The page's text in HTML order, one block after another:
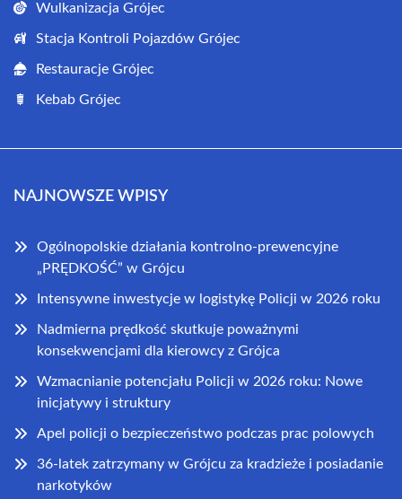
Wulkanizacja Grójec
Stacja Kontroli Pojazdów Grójec
Restauracje Grójec
Kebab Grójec
NAJNOWSZE WPISY
Ogólnopolskie działania kontrolno-prewencyjne
„PRĘDKOŚĆ” w Grójcu
Intensywne inwestycje w logistykę Policji w 2026 roku
Nadmierna prędkość skutkuje poważnymi
konsekwencjami dla kierowcy z Grójca
Wzmacnianie potencjału Policji w 2026 roku: Nowe
inicjatywy i struktury
Apel policji o bezpieczeństwo podczas prac polowych
36-latek zatrzymany w Grójcu za kradzieże i posiadanie
narkotyków